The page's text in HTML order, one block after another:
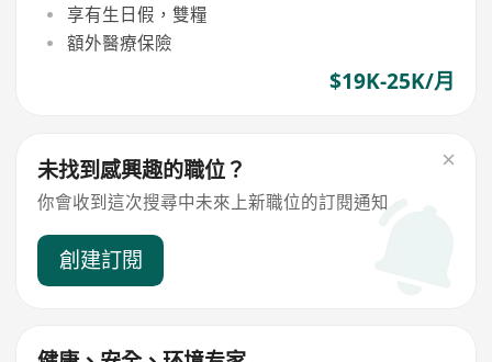
享有生日假，雙糧
額外醫療保險
$19K-25K/月
未找到感興趣的職位？
你會收到這次搜尋中未來上新職位的訂閱通知
創建訂閱